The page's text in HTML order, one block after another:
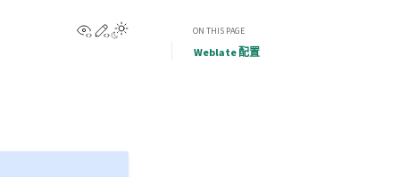
View this page
Edit this pageON THIS PAGE
Weblate 配置